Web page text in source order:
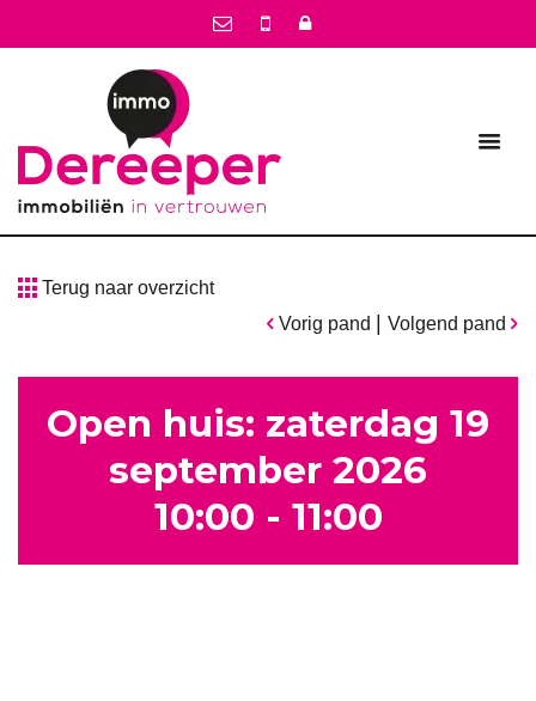
Terug naar overzicht
Vorig pand
Volgend pand
Open huis: zaterdag 19
september 2026
10:00 - 11:00